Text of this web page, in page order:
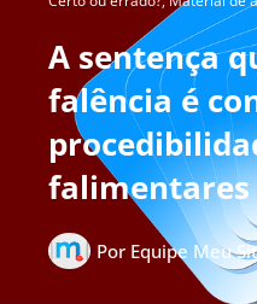
A sentença
falência é
falimentares
Por Equipe Meu